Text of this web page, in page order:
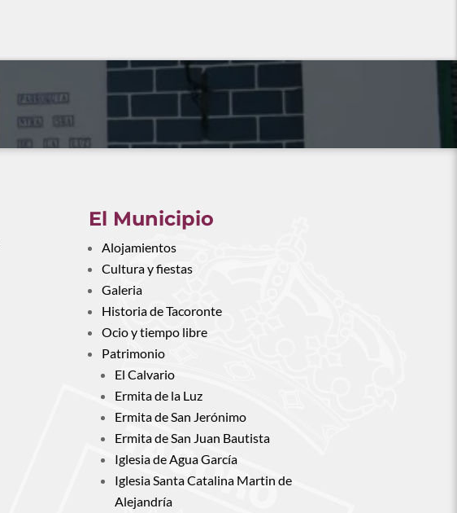
El Municipio
Alojamientos
Cultura y fiestas
Galeria
Historia de Tacoronte
Ocio y tiempo libre
Patrimonio
El Calvario
Ermita de la Luz
Ermita de San Jerónimo
Ermita de San Juan Bautista
Iglesia de Agua García
Iglesia Santa Catalina Martin de
Alejandría